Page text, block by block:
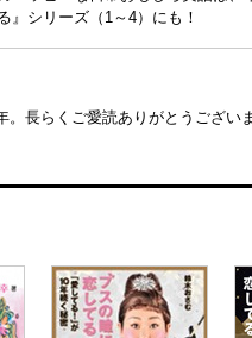
』シリーズ（1～4）にも！
長らくご愛読ありがとうござい